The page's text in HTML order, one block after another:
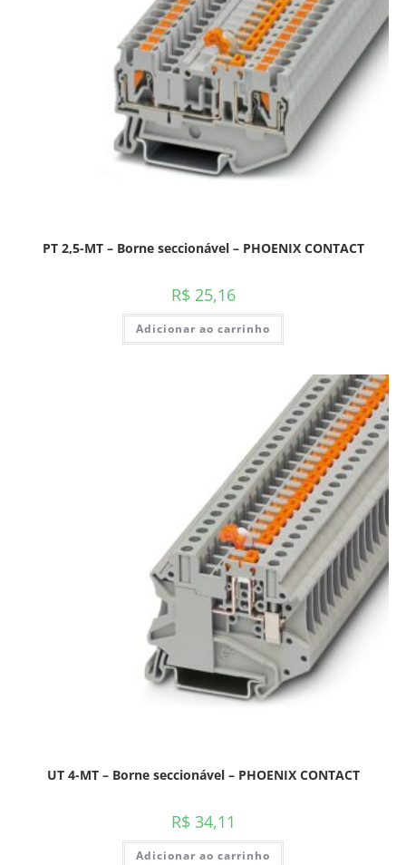
PT 2,5-MT – Borne seccionável – PHOENIX CONTACT
R$ 25,16
Adicionar ao carrinho
UT 4-MT – Borne seccionável – PHOENIX CONTACT
R$ 34,11
Adicionar ao carrinho